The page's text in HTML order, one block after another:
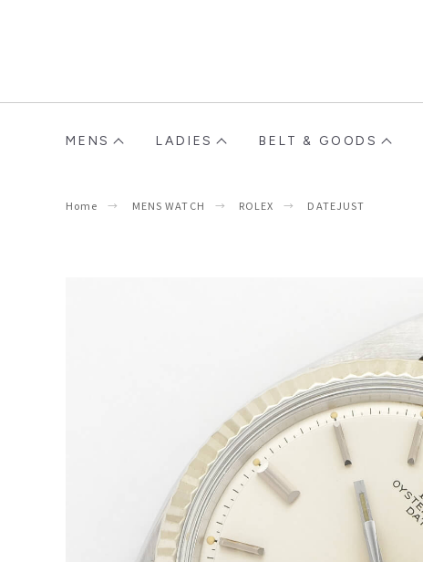
MENS LADIES BELT & GOODS
Home MENS WATCH ROLEX DATEJUST